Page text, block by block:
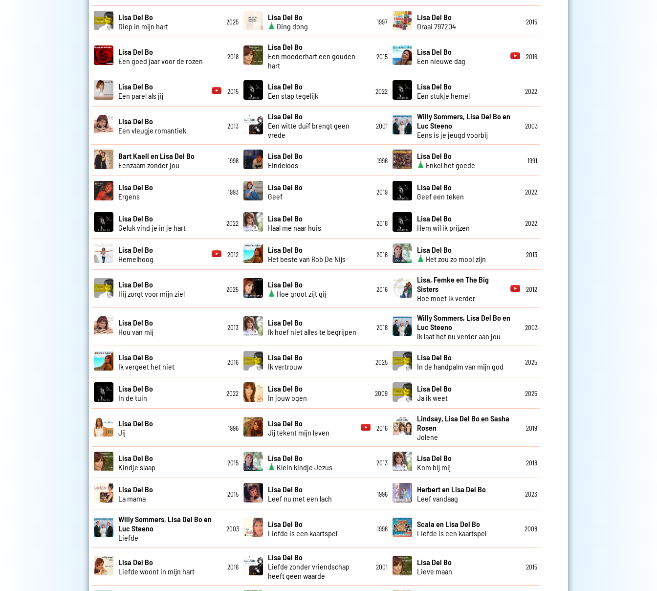
Lisa Del Bo
Diep in mijn hart
2025
Lisa Del Bo
Ding dong
1997
Lisa Del Bo
Draai 797204
2015
Lisa Del Bo
Een goed jaar voor de rozen
2018
Lisa Del Bo
Een moederhart een gouden
hart
2015
Lisa Del Bo
Een nieuwe dag
2016
Lisa Del Bo
Een parel als jij
2015
Lisa Del Bo
Een stap tegelijk
2022
Lisa Del Bo
Een stukje hemel
2022
Lisa Del Bo
Een vleugje romantiek
2013
Lisa Del Bo
Een witte duif brengt geen
vrede
2001
Willy Sommers, Lisa Del Bo en
Luc Steeno
Eens is je jeugd voorbij
2003
Bart Kaell en Lisa Del Bo
Eenzaam zonder jou
1998
Lisa Del Bo
Eindeloos
1996
Lisa Del Bo
Enkel het goede
1991
Lisa Del Bo
Ergens
1993
Lisa Del Bo
Geef
2019
Lisa Del Bo
Geef een teken
2022
Lisa Del Bo
Geluk vind je in je hart
2022
Lisa Del Bo
Haal me naar huis
2018
Lisa Del Bo
Hem wil ik prijzen
2022
Lisa Del Bo
Hemelhoog
2012
Lisa Del Bo
Het beste van Rob De Nijs
2016
Lisa Del Bo
Het zou zo mooi zijn
2013
Lisa Del Bo
Hij zorgt voor mijn ziel
2025
Lisa Del Bo
Hoe groot zijt gij
2016
Lisa, Femke en The Big
Sisters
Hoe moet ik verder
2012
Lisa Del Bo
Hou van mij
2013
Lisa Del Bo
Ik hoef niet alles te begrijpen
2018
Willy Sommers, Lisa Del Bo en
Luc Steeno
Ik laat het nu verder aan jou
2003
Lisa Del Bo
Ik vergeet het niet
2016
Lisa Del Bo
Ik vertrouw
2025
Lisa Del Bo
In de handpalm van mijn god
2025
Lisa Del Bo
In de tuin
2022
Lisa Del Bo
In jouw ogen
2009
Lisa Del Bo
Ja ik weet
2025
Lisa Del Bo
Jij
1996
Lisa Del Bo
Jij tekent mijn leven
2016
Lindsay, Lisa Del Bo en Sasha
Rosen
Jolene
2019
Lisa Del Bo
Kindje slaap
2015
Lisa Del Bo
Klein kindje Jezus
2013
Lisa Del Bo
Kom bij mij
2018
Lisa Del Bo
La mama
2015
Lisa Del Bo
Leef nu met een lach
1996
Herbert en Lisa Del Bo
Leef vandaag
2023
Willy Sommers, Lisa Del Bo en
Luc Steeno
Liefde
2003
Lisa Del Bo
Liefde is een kaartspel
1996
Scala en Lisa Del Bo
Liefde is een kaartspel
2008
Lisa Del Bo
Liefde woont in mijn hart
2016
Lisa Del Bo
Liefde zonder vriendschap
heeft geen waarde
2001
Lisa Del Bo
Lieve maan
2015